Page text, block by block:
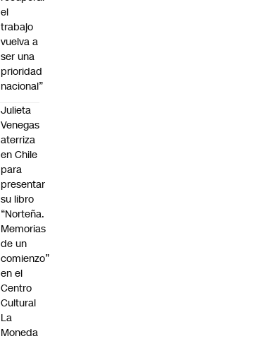
el
trabajo
vuelva a
ser una
prioridad
nacional”
Julieta
Venegas
aterriza
en Chile
para
presentar
su libro
“Norteña.
Memorias
de un
comienzo”
en el
Centro
Cultural
La
Moneda